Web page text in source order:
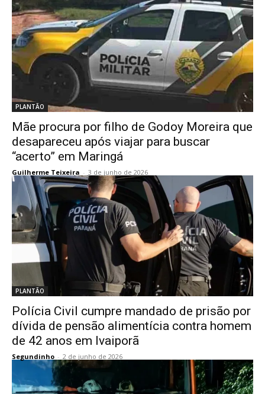
PLANTÃO
Mãe procura por filho de Godoy Moreira que
desapareceu após viajar para buscar
“acerto” em Maringá
Guilherme Teixeira - 3 de junho de 2026
PLANTÃO
Polícia Civil cumpre mandado de prisão por
dívida de pensão alimentícia contra homem
de 42 anos em Ivaiporã
Segundinho - 2 de junho de 2026